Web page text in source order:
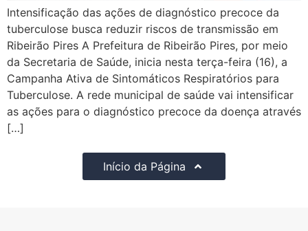
Intensificação das ações de diagnóstico precoce da
tuberculose busca reduzir riscos de transmissão em
Ribeirão Pires A Prefeitura de Ribeirão Pires, por meio
da Secretaria de Saúde, inicia nesta terça-feira (16), a
Campanha Ativa de Sintomáticos Respiratórios para
Tuberculose. A rede municipal de saúde vai intensificar
as ações para o diagnóstico precoce da doença através
[…]
Início da Página